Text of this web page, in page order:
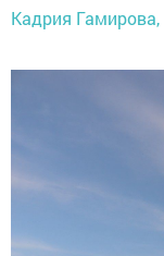
Кадрия Гамирова,